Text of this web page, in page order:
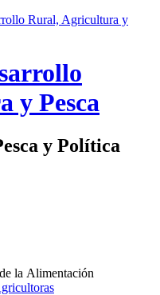
Rural, Agricultura y
y Pesca
y Política
la Alimentación